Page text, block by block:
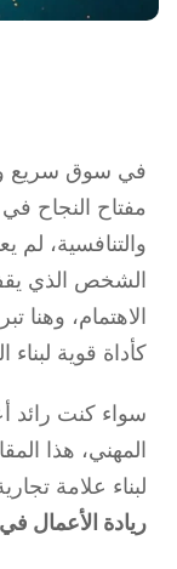
في سوق سريع
مفتاح النجاح
والتنافسية، لم
الشخص الذي
الاهتمام، وهنا
كأداة قوية لبناء
سواء كنت رائد
المهني، هذا
لبناء علامة
ريادة الأعمال